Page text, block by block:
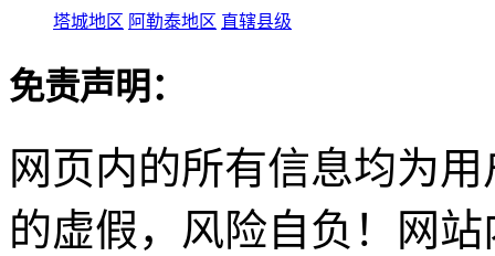
塔城地区 阿勒泰地区 直辖县级
免责声明：
网页内的所有信息均为
的虚假，风险自负！网